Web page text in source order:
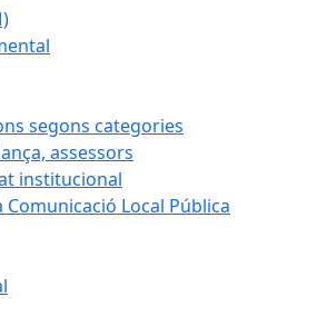
segons categories
assessors
institucional
Local Pública